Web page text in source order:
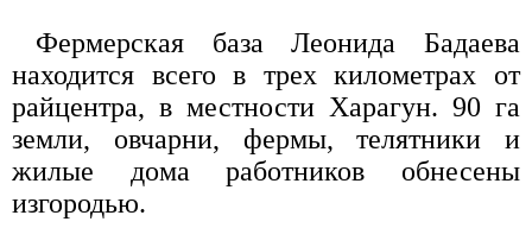
Фермерская база Леонида Бадаева
находится всего в трех километрах от
райцентра, в местности Харагун. 90 га
земли, овчарни, фермы, телятники и
жилые дома работников обнесены
изгородью.